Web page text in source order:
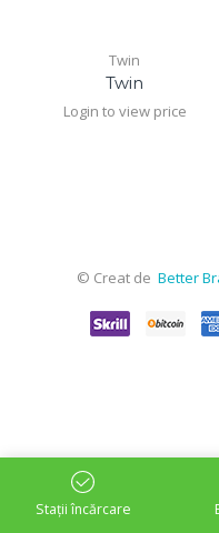
Twin
Twin
Login to view price
© Creat de Better
Stații încărcare